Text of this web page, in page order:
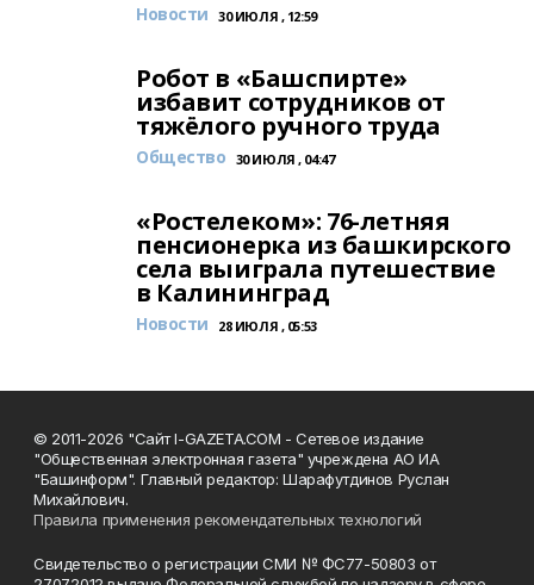
Новости 30 ИЮЛЯ , 12:59
Робот в «Башспирте»
избавит сотрудников от
тяжёлого ручного труда
Общество 30 ИЮЛЯ , 04:47
«Ростелеком»: 76-летняя
пенсионерка из башкирского
села выиграла путешествие
в Калининград
Новости 28 ИЮЛЯ , 05:53
© 2011-2026 "Сайт I-GAZETA.COM - Сетевое издание
"Общественная электронная газета" учреждена АО ИА
"Башинформ". Главный редактор: Шарафутдинов Руслан
Михайлович.
Правила применения рекомендательных технологий
Свидетельство о регистрации СМИ № ФС77-50803 от